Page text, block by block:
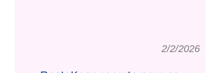
2/2/2026